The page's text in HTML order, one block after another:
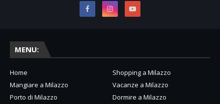
MENU:
Home
Shopping a Milazzo
Mangiare a Milazzo
Vacanze a Milazzo
Porto di Milazzo
Dormire a Milazzo